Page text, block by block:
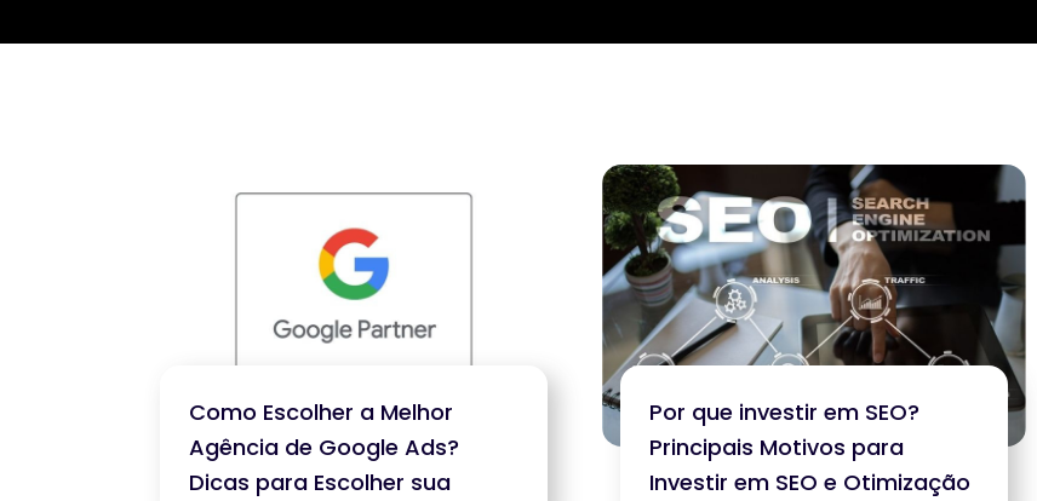
Como Escolher a Melhor
Agência de Google Ads?
Dicas para Escolher sua
Por que investir em SEO?
Principais Motivos para
Investir em SEO e Otimização